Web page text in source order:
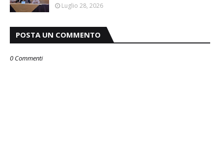
Luglio 28, 2026
POSTA UN COMMENTO
0 Commenti